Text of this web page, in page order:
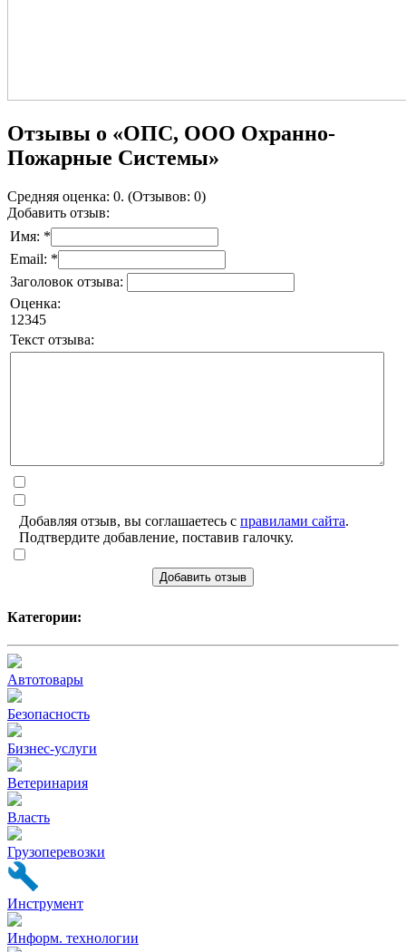
Отзывы о «ОПС, ООО Охранно-
Пожарные Системы»
Средняя оценка: 0. (Отзывов: 0)
Добавить отзыв:
Имя: *
Email: *
Заголовок отзыва:
Оценка:
1 2345
Текст отзыва:
Добавляя отзыв, вы соглашаетесь с правилами сайта.
Подтвердите добавление, поставив галочку.
Добавить отзыв
Категории:
Автотовары
Безопасность
Бизнес-услуги
Ветеринария
Власть
Грузоперевозки
Инструмент
Информ. технологии